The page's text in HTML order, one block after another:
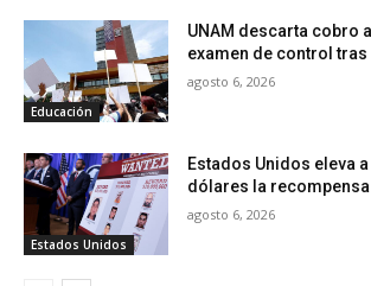
Educación
UNAM descarta cobro
examen de control
agosto 6, 2026
Estados Unidos
Estados Unidos eleva
dólares la recompensa
agosto 6, 2026